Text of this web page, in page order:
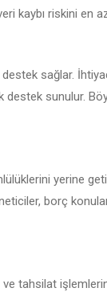
kaybı riskini en
sağlar.
destek sunulur.
yerine
borç
tahsilat